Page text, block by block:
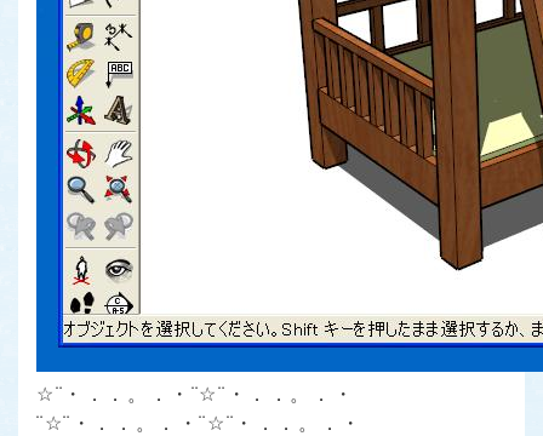
☆¨・．．。．・¨☆¨・．．。．・
¨☆¨・．．。．・¨☆¨・．．。．・